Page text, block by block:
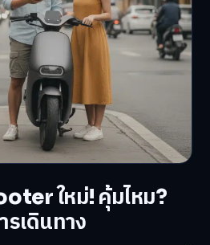
ใหม่! คุ้มไหม?
รเดินทาง